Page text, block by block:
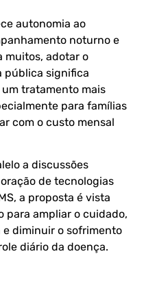
autonomia ao
noturno e
muitos, adotar o
pública significa
tratamento mais
para famílias
com o custo mensal
a discussões
de tecnologias
a proposta é vista
para ampliar o cuidado,
diminuir o sofrimento
diário da doença.